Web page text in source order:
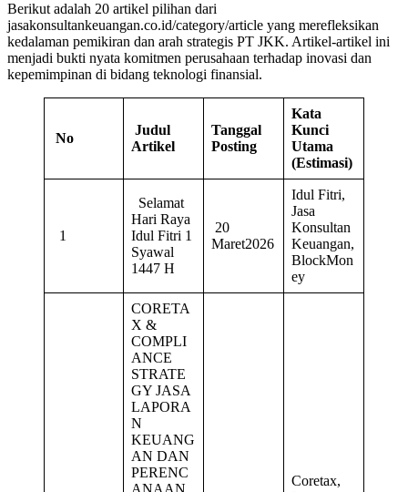
Berikut adalah 20 artikel pilihan dari
jasakonsultankeuangan.co.id/category/article yang merefleksikan
kedalaman pemikiran dan arah strategis PT JKK. Artikel-artikel ini
menjadi bukti nyata komitmen perusahaan terhadap inovasi dan
kepemimpinan di bidang teknologi finansial.
No
Judul
Artikel
Tanggal
Posting
Kata
Kunci
Utama
(Estimasi)
1
Selamat
Hari Raya
Idul Fitri 1
Syawal
1447 H
20
Maret2026
Idul Fitri,
Jasa
Konsultan
Keuangan,
BlockMon
ey
CORETA
X &
COMPLI
ANCE
STRATE
GY JASA
LAPORA
N
KEUANG
AN DAN
PERENC
Coretax,